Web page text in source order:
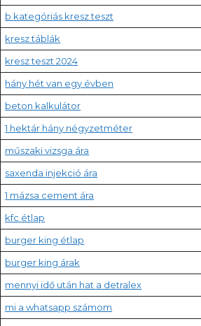
b kategóriás kresz teszt
kresz táblák
kresz teszt 2024
hány hét van egy évben
beton kalkulátor
1 hektár hány négyzetméter
műszaki vizsga ára
saxenda injekció ára
1 mázsa cement ára
kfc étlap
burger king étlap
burger king árak
mennyi idő után hat a detralex
mi a whatsapp számom